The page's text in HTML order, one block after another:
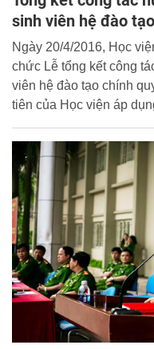
sinh viên hệ đào
Ngày 20/4/2016, Học
chức Lễ tổng kết công tác huấn luyện đầu khóa cho sinh
viên hệ đào tạo chính quy Khóa D41. Đây là
tiên của Học viện áp dụng
khóa mới, với sự thay
thức tổ chức thực